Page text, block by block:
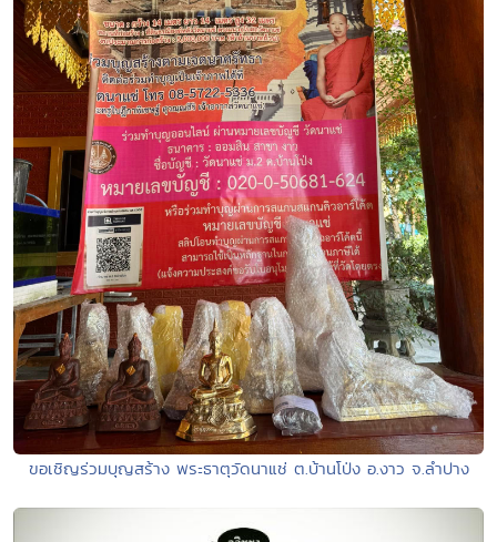
ขอเชิญร่วมบุญสร้าง พระธาตุวัดนาแช่ ต.บ้านโป่ง อ.งาว จ.ลำปาง